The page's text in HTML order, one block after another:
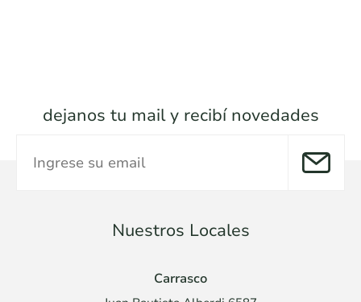
dejanos tu mail y recibí novedades
Nuestros Locales
Carrasco